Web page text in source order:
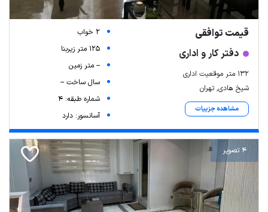
قیمت توافقی
دفتر کار و اداری
132 متر موقعیت اداری
شیخ هادی, تهران
مشاهده جزییات
2 خواب
125 متر زیربنا
-- متر زمین
سال ساخت --
شماره طبقه: 4
آسانسور: دارد
4 تصویر